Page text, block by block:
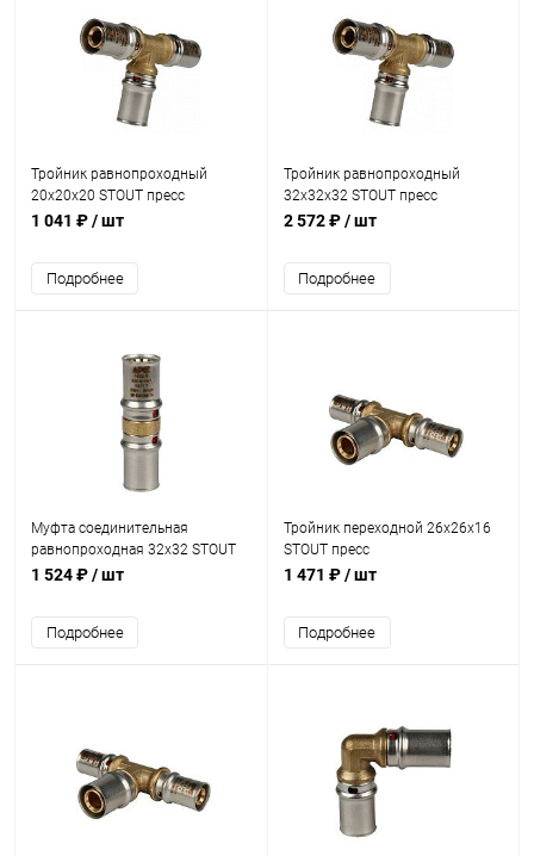
Тройник равнопроходный
20х20х20 STOUT пресс
1 041 ₽/ шт
Подробнее
Тройник равнопроходный
32х32х32 STOUT пресс
2 572 ₽/ шт
Подробнее
Муфта соединительная
равнопроходная 32х32 STOUT
пресс
1 524 ₽/ шт
Подробнее
Тройник переходной 26х26х16
STOUT пресс
1 471 ₽/ шт
Подробнее